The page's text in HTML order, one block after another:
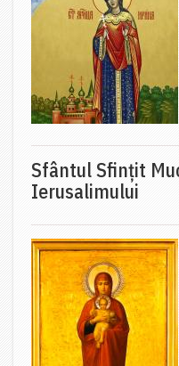
Sfântul Sfinţit
Ierusalimului